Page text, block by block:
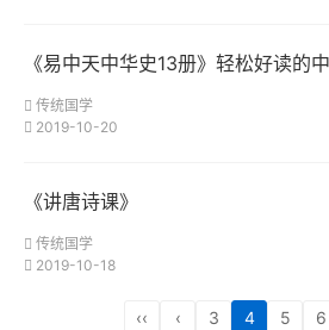
《易中天中华史13册》轻松好读的
传统国学
2019-10-20
《讲唐诗课》
传统国学
2019-10-18
‹‹ ‹ 3 4 5 6